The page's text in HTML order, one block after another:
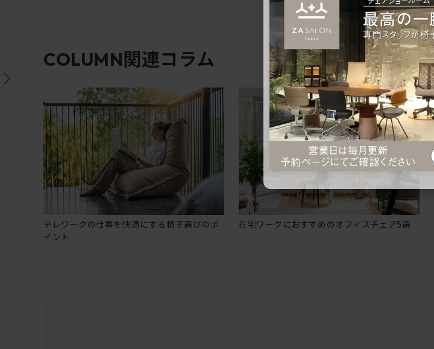
COLUMN関連コラム
テレワークの仕事を快適にする椅子選びのポ
イント
在宅ワークにおすすめのオフィスチェア5選